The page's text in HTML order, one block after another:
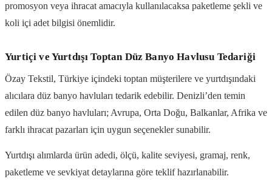
promosyon veya ihracat amacıyla kullanılacaksa paketleme şekli ve
koli içi adet bilgisi önemlidir.
Yurtiçi ve Yurtdışı Toptan Düz Banyo Havlusu Tedariği
Özay Tekstil, Türkiye içindeki toptan müşterilere ve yurtdışındaki
alıcılara düz banyo havluları tedarik edebilir. Denizli’den temin
edilen düz banyo havluları; Avrupa, Orta Doğu, Balkanlar, Afrika ve
farklı ihracat pazarları için uygun seçenekler sunabilir.
Yurtdışı alımlarda ürün adedi, ölçü, kalite seviyesi, gramaj, renk,
paketleme ve sevkiyat detaylarına göre teklif hazırlanabilir.